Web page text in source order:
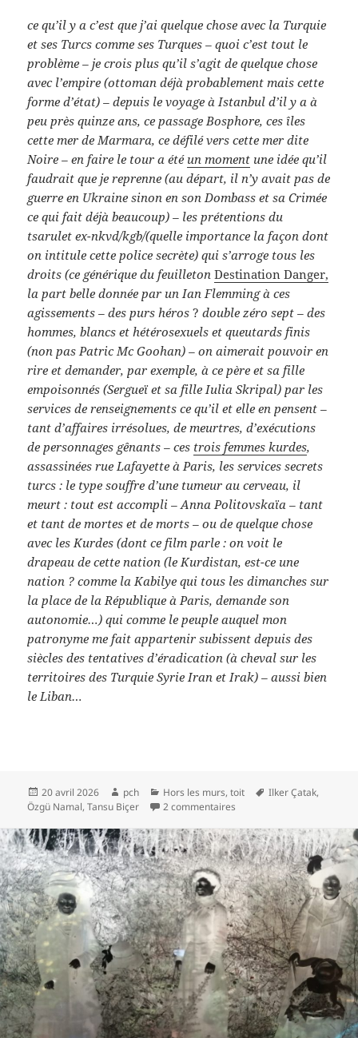
ce qu’il y a c’est que j’ai quelque chose avec la Turquie
et ses Turcs comme ses Turques – quoi c’est tout le
problème – je crois plus qu’il s’agit de quelque chose
avec l’empire (ottoman déjà probablement mais cette
forme d’état) – depuis le voyage à Istanbul d’il y a à
peu près quinze ans, ce passage Bosphore, ces îles
cette mer de Marmara, ce défilé vers cette mer dite
Noire – en faire le tour a été un moment une idée qu’il
faudrait que je reprenne (au départ, il n’y avait pas de
guerre en Ukraine sinon en son Dombass et sa Crimée
ce qui fait déjà beaucoup) – les prétentions du
tsarulet ex-nkvd/kgb/(quelle importance la façon dont
on intitule cette police secrète) qui s’arroge tous les
droits (ce générique du feuilletonDestination Danger,
la part belle donnée par un Ian Flemming à ces
agissements – des purs héros? double zéro sept – des
hommes, blancs et hétérosexuels et queutards finis
(non pas Patric Mc Goohan) – on aimerait pouvoir en
rire et demander, par exemple, à ce père et sa fille
empoisonnés (Sergueï et sa fille Iulia Skripal) par les
services de renseignements ce qu’il et elle en pensent –
tant d’affaires irrésolues, de meurtres, d’exécutions
de personnages gênants – ces trois femmes kurdes,
assassinées rue Lafayette à Paris, les services secrets
turcs : le type souffre d’une tumeur au cerveau, il
meurt : tout est accompli – Anna Politovskaïa – tant
et tant de mortes et de morts – ou de quelque chose
avec les Kurdes (dont ce film parle : on voit le
drapeau de cette nation (le Kurdistan, est-ce une
nation ? comme la Kabilye qui tous les dimanches sur
la place de la République à Paris, demande son
autonomie…) qui comme le peuple auquel mon
patronyme me fait appartenir subissent depuis des
siècles des tentatives d’éradication (à cheval sur les
territoires des Turquie Syrie Iran et Irak) – aussi bien
le Liban…
Publié
le
20 avril 2026 Auteur
pch Catégories
Hors les murs,toit
Mots-
Ilker Çatak,
Özgü Namal,Tansu Biçer 2 commentaires